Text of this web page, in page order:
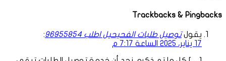
Trackbacks & Pingbacks
يقول توصيل طلبات الفحيحيل اطلب 96955854
:
17 يناير، 2025 الساعة 7:17 م